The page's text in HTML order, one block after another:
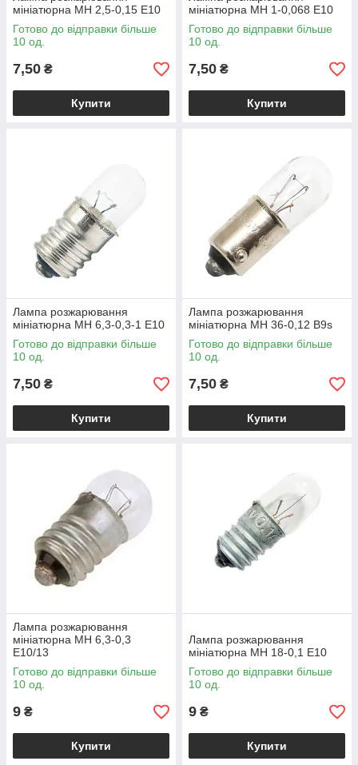
мініатюрна МН 2,5-0,15 Е10
Готово до відправки більше
10 од.
7,50 ₴
Купити
мініатюрна МН 1-0,068 Е10
Готово до відправки більше
10 од.
7,50 ₴
Купити
Лампа розжарювання
мініатюрна МН 6,3-0,3-1 Е10
Готово до відправки більше
10 од.
7,50 ₴
Купити
Лампа розжарювання
мініатюрна MH 36-0,12 B9s
Готово до відправки більше
10 од.
7,50 ₴
Купити
Лампа розжарювання
мініатюрна МН 6,3-0,3
Е10/13
Готово до відправки більше
10 од.
9 ₴
Купити
Лампа розжарювання
мініатюрна МН 18-0,1 Е10
Готово до відправки більше
10 од.
9 ₴
Купити